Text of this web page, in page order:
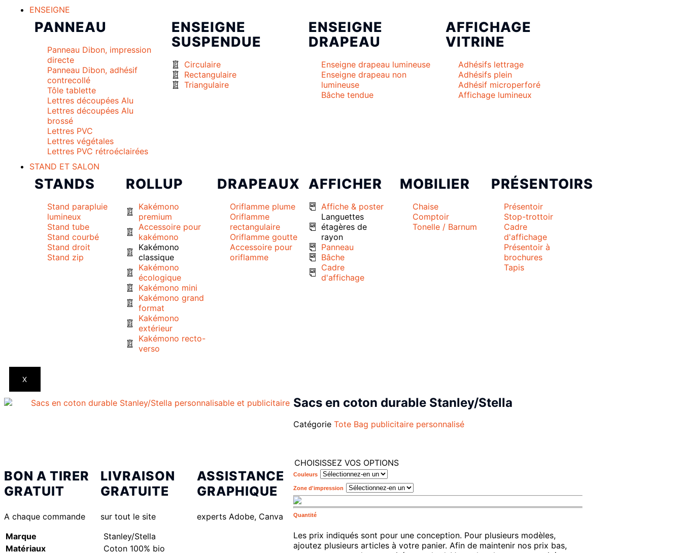
ENSEIGNE
PANNEAU
Panneau Dibon, impression
directe
Panneau Dibon, adhésif
contrecollé
Tôle tablette
Lettres découpées Alu
Lettres découpées Alu
brossé
Lettres PVC
Lettres végétales
Lettres PVC rétroéclairées
ENSEIGNE
SUSPENDUE
Circulaire
Rectangulaire
Triangulaire
ENSEIGNE
DRAPEAU
Enseigne drapeau lumineuse
Enseigne drapeau non
lumineuse
Bâche tendue
AFFICHAGE
VITRINE
Adhésifs lettrage
Adhésifs plein
Adhésif microperforé
Affichage lumineux
STAND ET SALON
STANDS
Stand parapluie
lumineux
Stand tube
Stand courbé
Stand droit
Stand zip
ROLLUP
Kakémono
premium
Accessoire pour
kakémono
Kakémono
classique
Kakémono
écologique
Kakémono mini
Kakémono grand
format
Kakémono
extérieur
Kakémono recto-
verso
DRAPEAUX
Oriflamme plume
Oriflamme
rectangulaire
Oriflamme goutte
Accessoire pour
oriflamme
AFFICHER
Affiche & poster
Languettes
étagères de
rayon
Panneau
Bâche
Cadre
d'affichage
MOBILIER
Chaise
Comptoir
Tonelle / Barnum
PRÉSENTOIRS
Présentoir
Stop-trottoir
Cadre
d'affichage
Présentoir à
brochures
Tapis
X
BON A TIRER
GRATUIT
A chaque commande
LIVRAISON
GRATUITE
sur tout le site
ASSISTANCE
GRAPHIQUE
experts Adobe, Canva
Marque
Stanley/Stella
Matériaux
Coton 100% bio
Sacs en coton durable Stanley/Stella
Catégorie Tote Bag publicitaire personnalisé
CHOISISSEZ VOS OPTIONS
Couleurs
Zone d'impression
Quantité
Les prix indiqués sont pour une conception. Pour plusieurs modèles,
ajoutez plusieurs articles à votre panier. Afin de maintenir nos prix bas,